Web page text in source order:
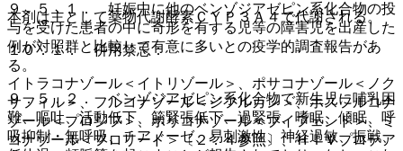
９．５．１． 妊娠中に他のベンゾジアゼピン系化合物の投
与を受けた患者の中に奇形を有する児等の障害児を出産した
例が対照群と比較して有意に多いとの疫学的調査報告があ
る。
９．５．２． ベンゾジアゼピン系化合物で新生児に哺乳困
難、嘔吐、活動低下、筋緊張低下、過緊張、嗜眠、傾眠、呼
吸抑制・無呼吸、チアノーゼ、易刺激性、神経過敏、振戦、
本剤は主として薬物代謝酵素ＣＹＰ３Ａ４で代謝される。
１０．１． 併用禁忌：
イトラコナゾール＜イトリゾール＞、ポサコナゾール＜ノク
サフィル＞、フルコナゾール＜ジフルカン＞、ホスフルコナ
ゾール＜プロジフ＞、ボリコナゾール＜ブイフェンド＞、ミ
コナゾール＜フロリード＞〔２．４参照〕、ＨＩＶプロテア